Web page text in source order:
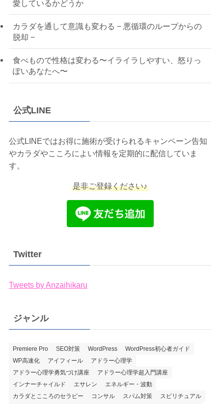
愛しているかどうか
カラダを通して意識も変わる − 悪循環のループからの
脱却 −
食べもので性格は変わる〜イライラしやすい、怒りっ
ぽいあなたへ〜
公式LINE
公式LINEではお得に施術が受けられるキャンペーン告知
やカラダやこころによい情報を定期的に配信していま
す。
是非ご登録ください♪
Twitter
Tweets by Anzaihikaru
ジャンル
Premiere Pro SEO対策 WordPress
WordPress初心者ガイド
WP高速化
アイフィール
アドラー心理学
アドラー心理学勇気づけ講座
アドラー心理学超入門講座
インナーチャイルド
エサレン
エネルギー・波動
カラダとこころのセラピー
コンサル スパム対策 スピリチュアル